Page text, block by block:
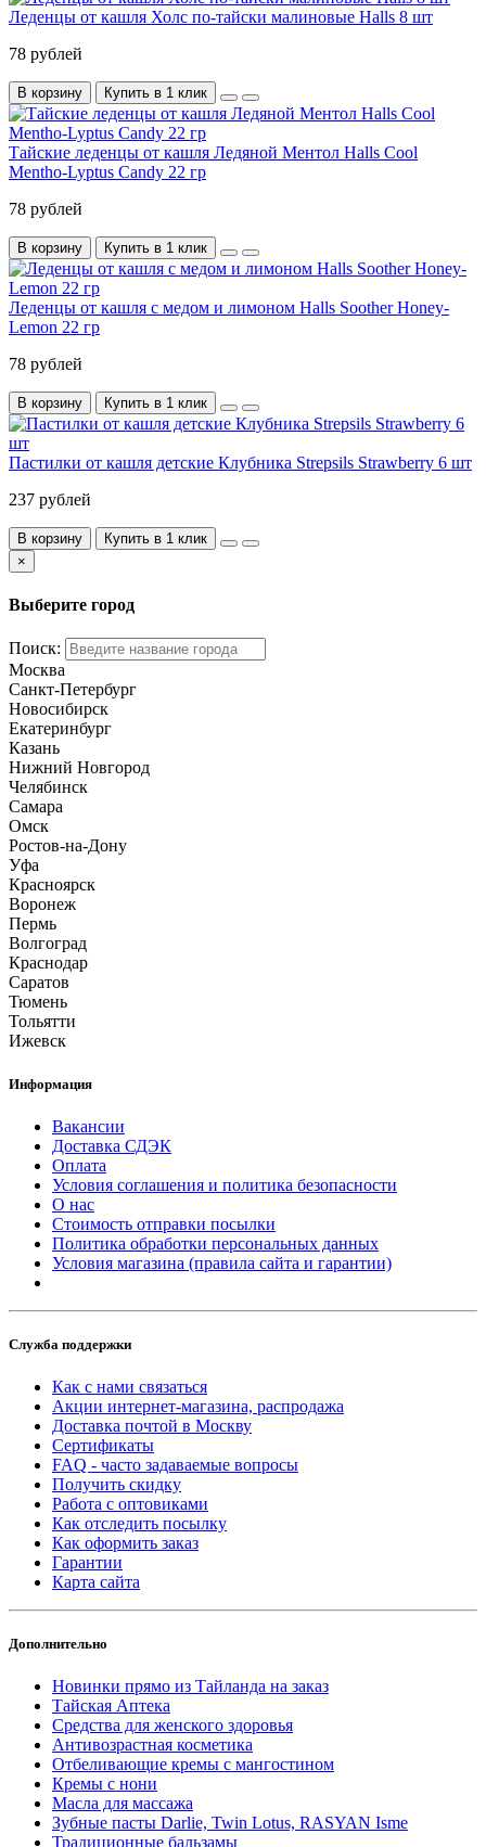
Леденцы от кашля Холс по-тайски малиновые Halls 8 шт
78 рублей
В корзину Купить в 1 клик
Тайские леденцы от кашля Ледяной Ментол Halls Cool
Mentho-Lyptus Candy 22 гр
78 рублей
В корзину Купить в 1 клик
Леденцы от кашля с медом и лимоном Halls Soother Honey-
Lemon 22 гр
78 рублей
В корзину Купить в 1 клик
Пастилки от кашля детские Клубника Strepsils Strawberry 6 шт
237 рублей
В корзину
Купить в 1 клик
×
Выберите город
Поиск:
Москва
Санкт-Петербург
Новосибирск
Екатеринбург
Казань
Нижний Новгород
Челябинск
Самара
Омск
Ростов-на-Дону
Уфа
Красноярск
Воронеж
Пермь
Волгоград
Краснодар
Саратов
Тюмень
Тольятти
Ижевск
Информация
Вакансии
Доставка СДЭК
Оплата
Условия соглашения и политика безопасности
О нас
Стоимость отправки посылки
Политика обработки персональных данных
Условия магазина (правила сайта и гарантии)
Служба поддержки
Как с нами связаться
Акции интернет-магазина, распродажа
Доставка почтой в Москву
Сертификаты
FAQ - часто задаваемые вопросы
Получить скидку
Работа с оптовиками
Как отследить посылку
Как оформить заказ
Гарантии
Карта сайта
Дополнительно
Новинки прямо из Тайланда на заказ
Тайская Аптека
Средства для женского здоровья
Антивозрастная косметика
Отбеливающие кремы с мангостином
Кремы с нони
Масла для массажа
Зубные пасты Darlie, Twin Lotus, RASYAN Isme
Традиционные бальзамы